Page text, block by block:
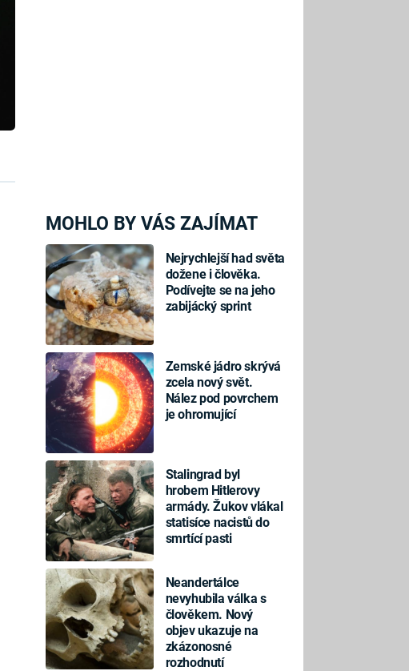
MOHLO BY VÁS ZAJÍMAT
Nejrychlejší had světa
dožene i člověka.
Podívejte se na jeho
zabijácký sprint
Zemské jádro skrývá
zcela nový svět.
Nález pod povrchem
je ohromující
Stalingrad byl
hrobem Hitlerovy
armády. Žukov vlákal
statisíce nacistů do
smrtící pasti
Neandertálce
nevyhubila válka s
člověkem. Nový
objev ukazuje na
zkázonosné
rozhodnutí